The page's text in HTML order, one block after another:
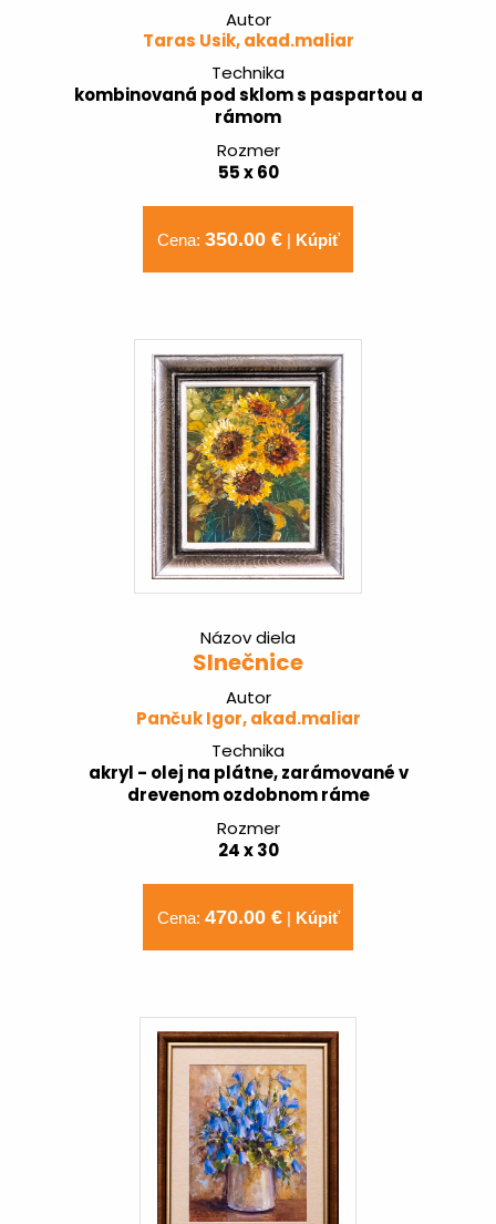
Autor
Taras Usik, akad.maliar
Technika
kombinovaná pod sklom s paspartou a
rámom
Rozmer
55 x 60
Cena: 350.00 €| Kúpiť
Názov diela
Slnečnice
Autor
Pančuk Igor, akad.maliar
Technika
akryl - olej na plátne, zarámované v
drevenom ozdobnom ráme
Rozmer
24 x 30
Cena: 470.00 €| Kúpiť